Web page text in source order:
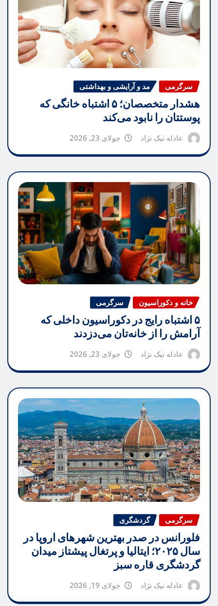
سرگرمی مد و آرایشی و بهداشتی
هشدار متخصصان؛ ۵ اشتباه خانگی که
پوستتان را نابود می‌کند
عادله نیک نژاد جولای 23, 2026
خانه و دکوراسیون سرگرمی
۵ اشتباه رایج در دکوراسیون داخلی که
آرامش را از خانه‌تان می‌دزدند
عادله نیک نژاد جولای 23, 2026
سرگرمی گردشگری
فلورانس در صدر بهترین شهرهای اروپا در
سال ۲۰۲۵؛ ایتالیا و پرتغال پیشتاز میدان
گردشگری قاره سبز
عادله نیک نژاد جولای 19, 2026